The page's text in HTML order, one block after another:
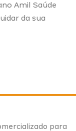
Amil Saúde
da sua
para